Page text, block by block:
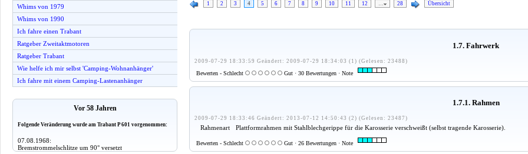
Whims von 1979
Whims von 1990
Ich fahre einen Trabant
Ratgeber Zweitaktmotoren
Ratgeber Trabant
Wie helfe ich mir selbst 'Camping-Wohnanhänger'
Ich fahre mit einem Camping-Lastenanhänger
Vor 58 Jahren
Folgende Veränderung wurde am Trabant P 601 vorgenommen:
07.08.1968:
Bremstrommelschlitze um 90° versetzt
1 2 3 4 5 6 7 8 9 10 11 12 … 28 Übersicht
1.7. Fahrwerk
2009-07-29 18:33:59 Geändert: 2009-07-29 18:34:03 (1) (Gelesen: 23488)
Bewerten - Schlecht Gut · 30 Bewertungen · Note
1.7.1. Rahmen
2009-07-29 18:33:46 Geändert: 2013-07-12 14:50:43 (2) (Gelesen: 23487)
Rahmenart Plattformrahmen mit Stahlblechgerippe für die Karosserie verschweißt (selbst tragende Karosserie).
Bewerten - Schlecht Gut · 26 Bewertungen · Note